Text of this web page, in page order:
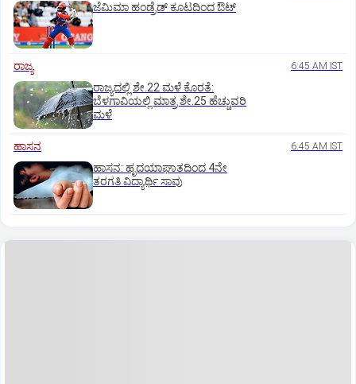
ಜೆಮಿಮಾ ಹಂಡ್ರೆಡ್‌ ಕೂಟದಿಂದ ಔಟ್‌
ರಾಜ್ಯ 6:45 AM IST
ರಾಜ್ಯದಲ್ಲಿ ಶೇ.22 ಮಳೆ ಕೊರತೆ:
ಬೆಳಗಾವಿಯಲ್ಲಿ ಮಾತ್ರ ಶೇ.25 ಹೆಚ್ಚುವರಿ
ಮಳೆ
ಹಾಸನ 6:45 AM IST
ಹಾಸನ: ಹೃದಯಾಘಾತದಿಂದ 4ನೇ
ತರಗತಿ ವಿದ್ಯಾರ್ಥಿ ಸಾವು